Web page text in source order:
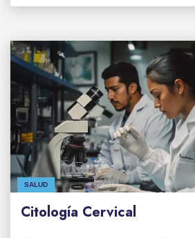
SALUD
Citología Cervical